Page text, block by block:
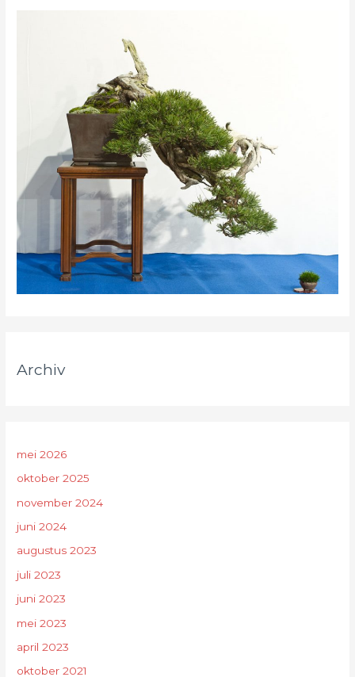
Archiv
mei 2026
oktober 2025
november 2024
juni 2024
augustus 2023
juli 2023
juni 2023
mei 2023
april 2023
oktober 2021